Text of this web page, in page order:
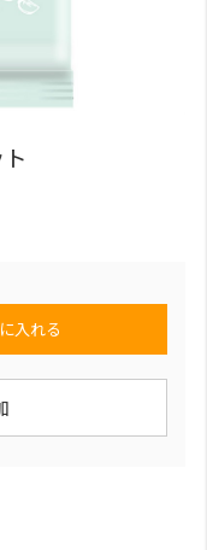
入れる